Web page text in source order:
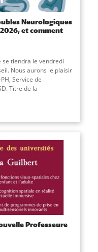
Neurologiques
et comment
tiendra le vendredi
Nous aurons le plaisir
Service de
Titre de la
Professeure